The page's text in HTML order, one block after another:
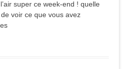
super ce week-end ! quelle
voir ce que vous avez